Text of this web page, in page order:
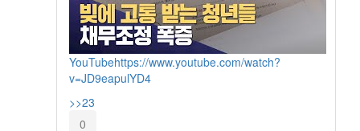
YouTubehttps://www.youtube.com/watch?
v=JD9eapulYD4
>>23
0